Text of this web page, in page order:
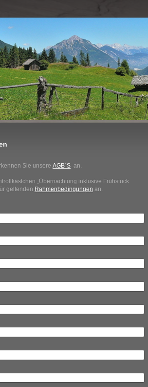
Sie unsere AGB´S an.
„Übernachtung inklusive Frühstück
geltenden Rahmenbedingungen an.